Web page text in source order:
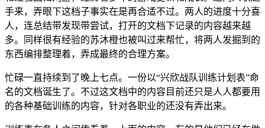
手来，弄眼下这档子事实在是再合适不过。两人的进度十分喜
人，连总结带发现带尝试，打开的文档下记录的内容越来越
多。同样很有经验的苏沐橙也被叫过来帮忙，将两人发掘到的
东西编排整理着，弄成最终的合理方案。
忙碌一直持续到了晚上七点。一份以“兴欣战队训练计划表”命
名的文档诞生了。不过这文档中的内容目前还只是人人都要用
的各种基础训练的内容，针对各职业的还没有弄出来。